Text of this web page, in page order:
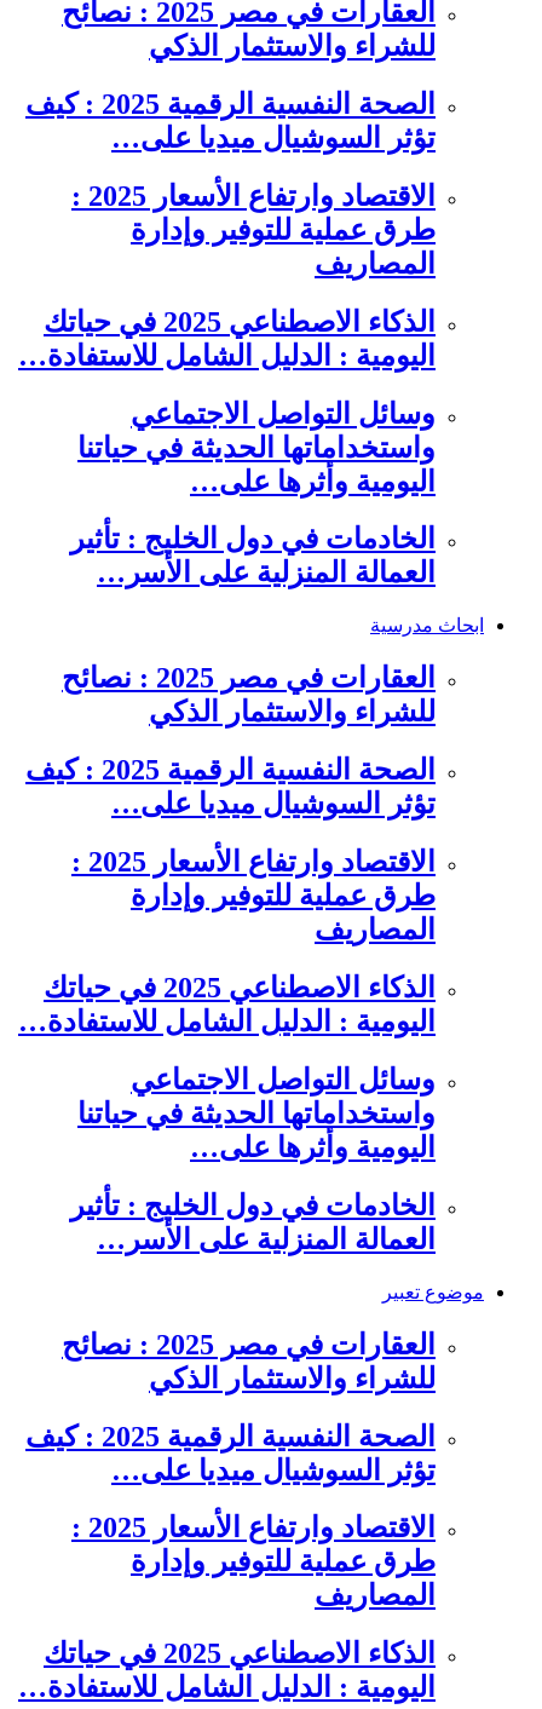
العقارات في مصر 2025 : نصائح
للشراء والاستثمار الذكي
الصحة النفسية الرقمية 2025 : كيف
تؤثر السوشيال ميديا على…
الاقتصاد وارتفاع الأسعار 2025 :
طرق عملية للتوفير وإدارة
المصاريف
الذكاء الاصطناعي 2025 في حياتك
اليومية : الدليل الشامل للاستفادة…
وسائل التواصل الاجتماعي
واستخداماتها الحديثة في حياتنا
اليومية وأثرها على…
الخادمات في دول الخليج : تأثير
العمالة المنزلية على الأسر…
ابحاث مدرسية
العقارات في مصر 2025 : نصائح
للشراء والاستثمار الذكي
الصحة النفسية الرقمية 2025 : كيف
تؤثر السوشيال ميديا على…
الاقتصاد وارتفاع الأسعار 2025 :
طرق عملية للتوفير وإدارة
المصاريف
الذكاء الاصطناعي 2025 في حياتك
اليومية : الدليل الشامل للاستفادة…
وسائل التواصل الاجتماعي
واستخداماتها الحديثة في حياتنا
اليومية وأثرها على…
الخادمات في دول الخليج : تأثير
العمالة المنزلية على الأسر…
موضوع تعبير
العقارات في مصر 2025 : نصائح
للشراء والاستثمار الذكي
الصحة النفسية الرقمية 2025 : كيف
تؤثر السوشيال ميديا على…
الاقتصاد وارتفاع الأسعار 2025 :
طرق عملية للتوفير وإدارة
المصاريف
الذكاء الاصطناعي 2025 في حياتك
اليومية : الدليل الشامل للاستفادة…